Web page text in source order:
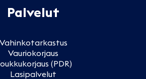
Palvelut
Vahinkotarkastus
Vauriokorjaus
(PDR)
Lasipalvelut